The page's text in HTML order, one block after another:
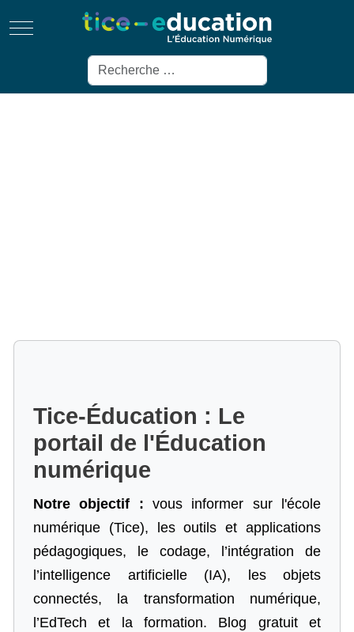
Mobile Menu Toggle
Rechercher
Tice-Éducation : Le
portail de l'Éducation
numérique
Notre objectif : vous informer sur l'école
numérique (Tice), les outils et applications
pédagogiques, le codage,
l’intégration de
l’intelligence artificielle (IA), les objets
connectés, la transformation numérique,
l’EdTech et la formation. Blog gratuit et